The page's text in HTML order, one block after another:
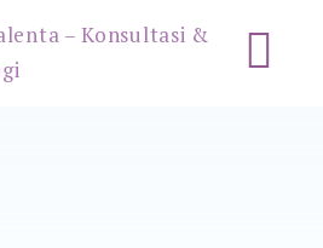
Talenta –
& Pelatihan